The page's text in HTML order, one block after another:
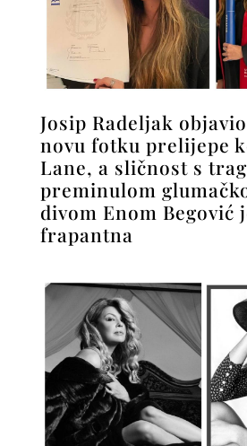
Josip Radeljak objavio
novu fotku prelijepe
Lane, a sličnost s
preminulom
divom Enom Begović
frapantna